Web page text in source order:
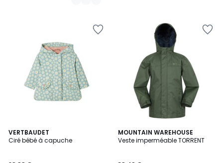
VERTBAUDET
Ciré bébé à capuche
5
/
MOUNTAIN WAREHOUSE
Veste imperméable TORRENT
7
Couleurs